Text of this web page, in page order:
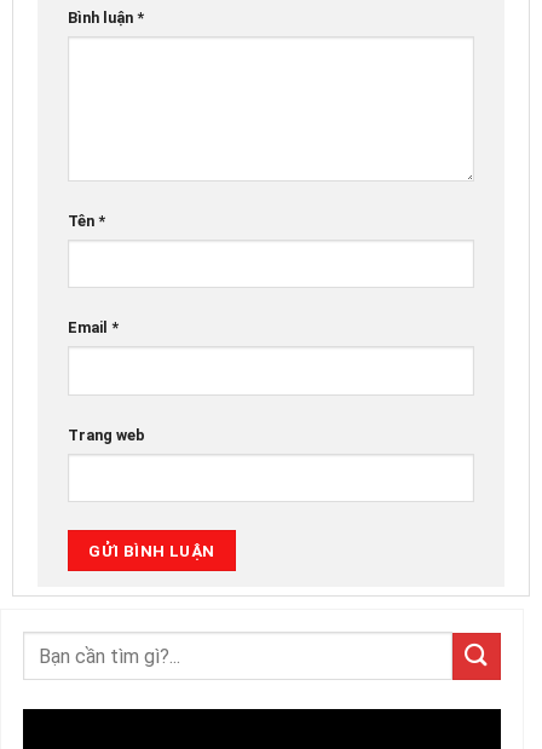
Bình luận *
Tên *
Email *
Trang web